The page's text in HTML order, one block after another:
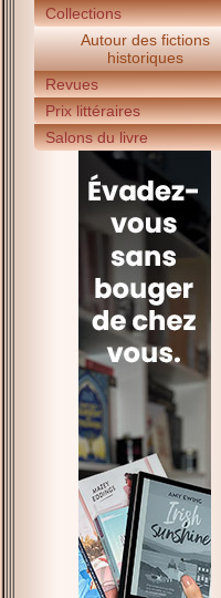
Collections
Autour des fictions
historiques
Revues
Prix littéraires
Salons du livre